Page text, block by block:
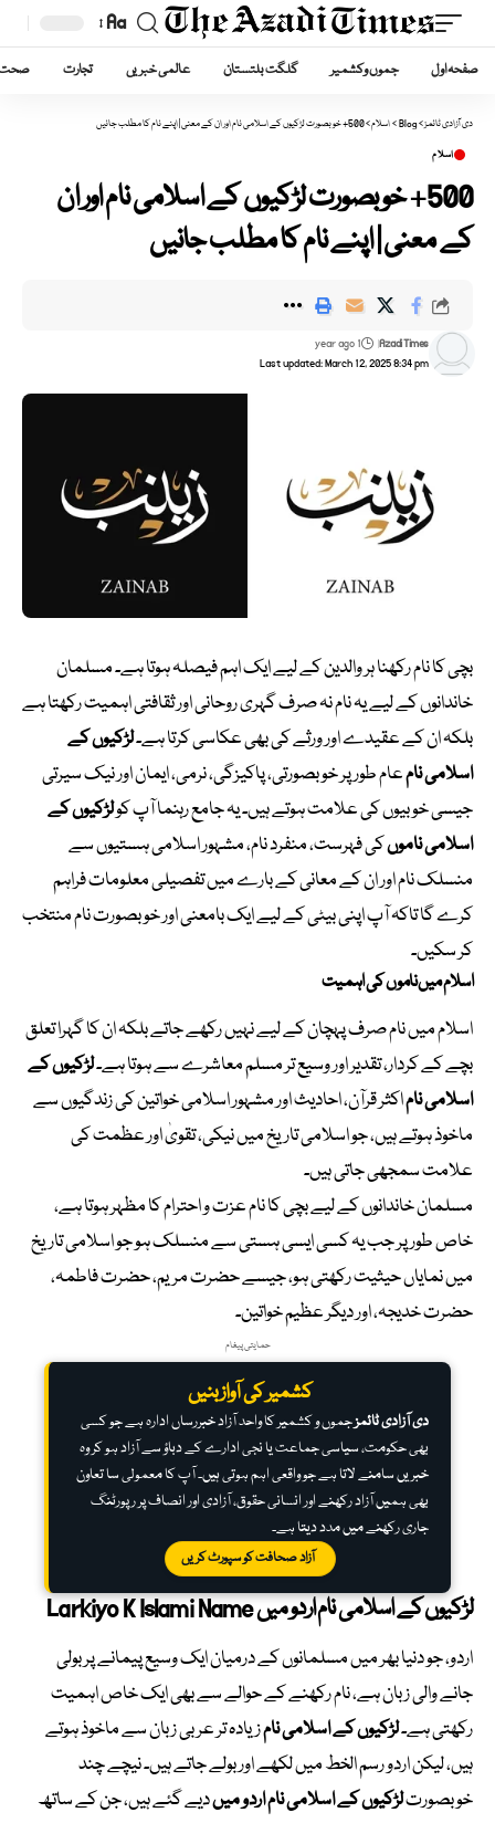
Resizer
Aa
صفحہ اول جموں وکشمیر گلگت بلتستان عالمی خبریں تجارت
دی آزادی ٹائمز>
Blog
>اسلام>500+ خوبصورت لڑکیوں کے اسلامی نام اور ان کے معنی | اپنے نام کا مطلب جانیں
اسلام
500+ خوبصورت لڑکیوں کے اسلامی نام اور ان
کے معنی | اپنے نام کا مطلب جانیں
Last updated: March 12, 2025 8:34 pm
Azadi Times
1 year ago
بچی کا نام رکھنا ہر والدین کے لیے ایک اہم فیصلہ ہوتا ہے۔ مسلمان
خاندانوں کے لیے یہ نام نہ صرف گہری روحانی اور ثقافتی اہمیت رکھتا ہے
بلکہ ان کے عقیدے اور ورثے کی بھی عکاسی کرتا ہے۔لڑکیوں کے
اسلامی نامعام طور پر خوبصورتی، پاکیزگی، نرمی، ایمان اور نیک سیرتی
جیسی خوبیوں کی علامت ہوتے ہیں۔ یہ جامع رہنما آپ کولڑکیوں کے
اسلامی ناموںکی فہرست، منفرد نام، مشہور اسلامی ہستیوں سے
منسلک نام اور ان کے معانی کے بارے میں تفصیلی معلومات فراہم
کرے گا تاکہ آپ اپنی بیٹی کے لیے ایک بامعنی اور خوبصورت نام منتخب
کر سکیں۔
اسلام میں ناموں کی اہمیت
اسلام میں نام صرف پہچان کے لیے نہیں رکھے جاتے بلکہ ان کا گہرا تعلق
بچے کے کردار، تقدیر اور وسیع تر مسلم معاشرے سے ہوتا ہے۔لڑکیوں کے
اسلامی ناماکثر قرآن، احادیث اور مشہور اسلامی خواتین کی زندگیوں سے
ماخوذ ہوتے ہیں، جو اسلامی تاریخ میں نیکی، تقویٰ اور عظمت کی
علامت سمجھی جاتی ہیں۔
مسلمان خاندانوں کے لیے بچی کا نام عزت و احترام کا مظہر ہوتا ہے،
خاص طور پر جب یہ کسی ایسی ہستی سے منسلک ہو جو اسلامی تاریخ
میں نمایاں حیثیت رکھتی ہو، جیسے حضرت مریم، حضرت فاطمہ،
حضرت خدیجہ، اور دیگر عظیم خواتین۔
حمایتی پیغام
کشمیر کی آواز بنیں
دی آزادی ٹائمزجموں و کشمیر کا واحد آزاد خبررساں ادارہ ہے جو کسی
بھی حکومت، سیاسی جماعت یا نجی ادارے کے دباؤ سے آزاد ہو کر وہ
خبریں سامنے لاتا ہے جو واقعی اہم ہوتی ہیں۔ آپ کا معمولی سا تعاون
بھی ہمیں آزاد رکھنے اور انسانی حقوق، آزادی اور انصاف پر رپورٹنگ
جاری رکھنے میں مدد دیتا ہے۔
آزاد صحافت کو سپورٹ کریں
لڑکیوں کے اسلامی نام اردو میں Larkiyo K Islami Name
اردو، جو دنیا بھر میں مسلمانوں کے درمیان ایک وسیع پیمانے پر بولی
جانے والی زبان ہے، نام رکھنے کے حوالے سے بھی ایک خاص اہمیت
رکھتی ہے۔لڑکیوں کے اسلامی نامزیادہ تر عربی زبان سے ماخوذ ہوتے
ہیں، لیکن اردو رسم الخط میں لکھے اور بولے جاتے ہیں۔ نیچے چند
خوبصورتلڑکیوں کے اسلامی نام اردو میںدیے گئے ہیں، جن کے ساتھ